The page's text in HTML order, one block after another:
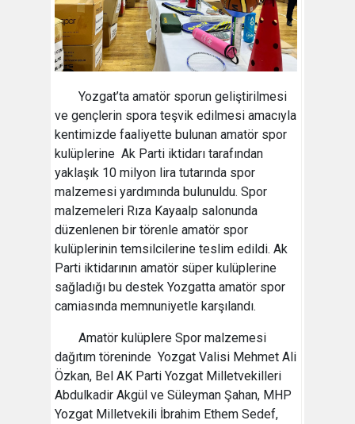
Yozgat’ta amatör sporun geliştirilmesi
ve gençlerin spora teşvik edilmesi amacıyla
kentimizde faaliyette bulunan amatör spor
kulüplerine Ak Parti iktidarı tarafından
yaklaşık 10 milyon lira tutarında spor
malzemesi yardımında bulunuldu. Spor
malzemeleri Rıza Kayaalp salonunda
düzenlenen bir törenle amatör spor
kulüplerinin temsilcilerine teslim edildi. Ak
Parti iktidarının amatör süper kulüplerine
sağladığı bu destek Yozgatta amatör spor
camiasında memnuniyetle karşılandı.
Amatör kulüplere Spor malzemesi
dağıtım töreninde Yozgat Valisi Mehmet Ali
Özkan, Bel AK Parti Yozgat Milletvekilleri
Abdulkadir Akgül ve Süleyman Şahan, MHP
Yozgat Milletvekili İbrahim Ethem Sedef,